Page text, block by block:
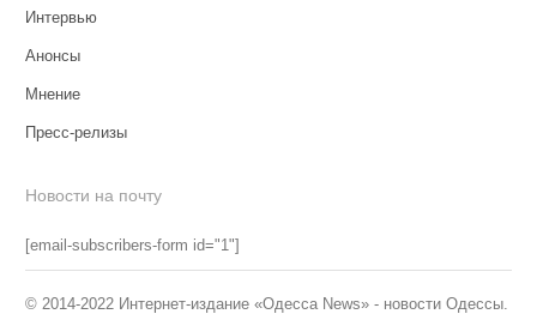
Интервью
Анонсы
Мнение
Пресс-релизы
Новости на почту
[email-subscribers-form id="1"]
© 2014-2022 Интернет-издание «Одесса News» - новости Одессы.